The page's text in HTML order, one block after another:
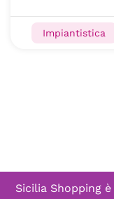
Impiantistica
Sicilia Shopping